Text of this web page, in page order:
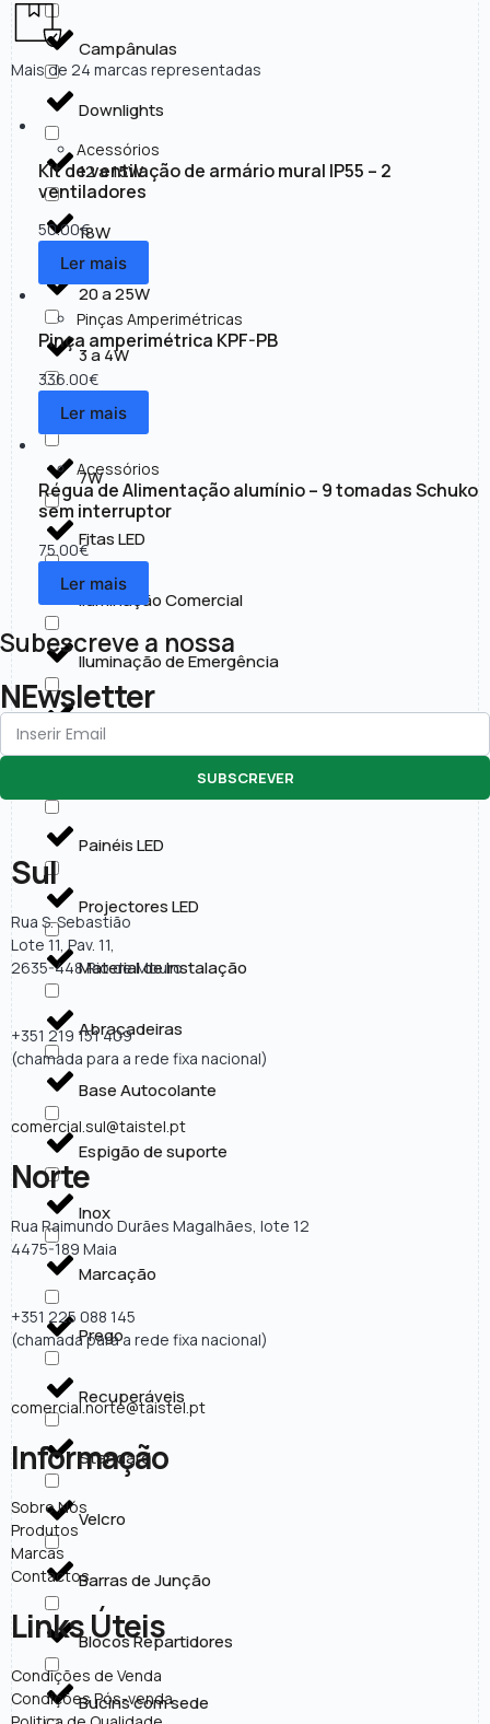
Campânulas
Downlights
12 a 15W
18W
20 a 25W
3 a 4W
30 a 50W
7W
Fitas LED
Iluminação Comercial
Iluminação de Emergência
Iluminação Exterior
Painéis LED
Projectores LED
Material de Instalação
Abraçadeiras
Base Autocolante
Espigão de suporte
Inox
Marcação
Prego
Recuperáveis
Standard
Velcro
Barras de Junção
Blocos Repartidores
Bucins com sede
Mais de 24 marcas representadas
Acessórios
Kit de ventilação de armário mural IP55 – 2
ventiladores
50.00€
Ler mais
Pinças Amperimétricas
Pinça amperimétrica KPF-PB
336.00€
Ler mais
Acessórios
Régua de Alimentação alumínio – 9 tomadas Schuko
sem interruptor
75.00€
Ler mais
Subescreve a nossa
NEwsletter
SUBSCREVER
Sul
Rua S. Sebastião
Lote 11, Pav. 11,
2635-448 Rio de Mouro
+351 219 151 409
(chamada para a rede fixa nacional)
comercial.sul@taistel.pt
Norte
Rua Raimundo Durães Magalhães, lote 12
4475-189 Maia
+351 225 088 145
(chamada para a rede fixa nacional)
comercial.norte@taistel.pt
Informação
Sobre Nós
Produtos
Marcas
Contactos
Links Úteis
Condições de Venda
Condições Pós-venda